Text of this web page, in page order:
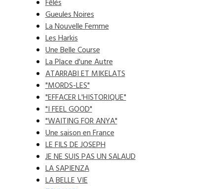
Fêlés
Gueules Noires
La Nouvelle Femme
Les Harkis
Une Belle Course
La Place d'une Autre
ATARRABI ET MIKELATS
"MORDS-LES"
"EFFACER L'HISTORIQUE"
"I FEEL GOOD"
"WAITING FOR ANYA"
Une saison en France
LE FILS DE JOSEPH
JE NE SUIS PAS UN SALAUD
LA SAPIENZA
LA BELLE VIE